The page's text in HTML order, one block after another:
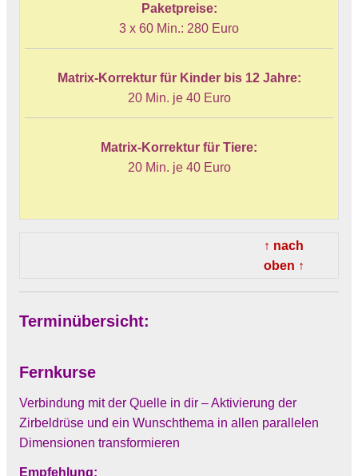
Paketpreise:
3 x 60 Min.: 280 Euro
Matrix-Korrektur für Kinder bis 12 Jahre:
20 Min. je 40 Euro
Matrix-Korrektur für Tiere:
20 Min. je 40 Euro
↑ nach
oben ↑
Terminübersicht:
Fernkurse
Verbindung mit der Quelle in dir – Aktivierung der
Zirbeldrüse und ein Wunschthema in allen parallelen
Dimensionen transformieren
Empfehlung: